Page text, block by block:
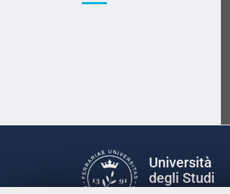
Università
degli Studi